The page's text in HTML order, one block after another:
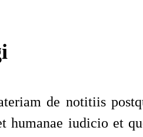
de notitiis
humanae iudicio et